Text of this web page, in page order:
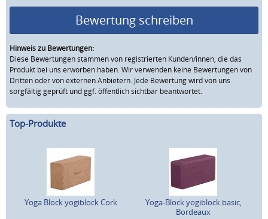
Bewertung schreiben
Hinweis zu Bewertungen:
Diese Bewertungen stammen von registrierten Kunden/innen, die das
Produkt bei uns erworben haben. Wir verwenden keine Bewertungen von
Dritten oder von externen Anbietern. Jede Bewertung wird von uns
sorgfältig geprüft und ggf. öffentlich sichtbar beantwortet.
Top-Produkte
Yoga Block yogiblock Cork
Yoga-Block yogiblock basic,
Bordeaux